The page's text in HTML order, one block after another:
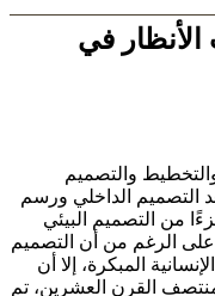
في
والتصميم
الداخلي ورسم
البيئي
من أن التصميم
المبكرة، إلا أن
العشرين، تم